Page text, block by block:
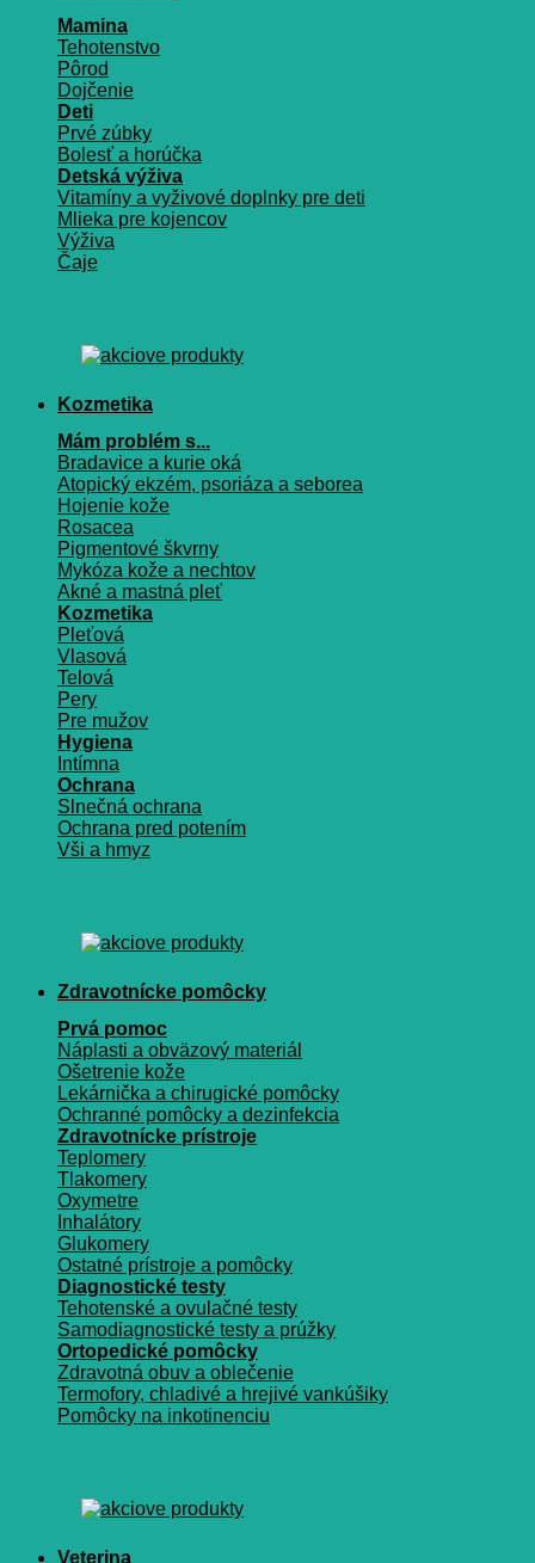
Mamina
Tehotenstvo
Pôrod
Dojčenie
Deti
Prvé zúbky
Bolesť a horúčka
Detská výživa
Vitamíny a vyživové doplnky pre deti
Mlieka pre kojencov
Výživa
Čaje
Kozmetika
Mám problém s...
Bradavice a kurie oká
Atopický ekzém, psoriáza a seborea
Hojenie kože
Rosacea
Pigmentové škvrny
Mykóza kože a nechtov
Akné a mastná pleť
Kozmetika
Pleťová
Vlasová
Telová
Pery
Pre mužov
Hygiena
Intímna
Ochrana
Slnečná ochrana
Ochrana pred potením
Vši a hmyz
Zdravotnícke pomôcky
Prvá pomoc
Náplasti a obväzový materiál
Ošetrenie kože
Lekárnička a chirugické pomôcky
Ochranné pomôcky a dezinfekcia
Zdravotnícke prístroje
Teplomery
Tlakomery
Oxymetre
Inhalátory
Glukomery
Ostatné prístroje a pomôcky
Diagnostické testy
Tehotenské a ovulačné testy
Samodiagnostické testy a prúžky
Ortopedické pomôcky
Zdravotná obuv a oblečenie
Termofory, chladivé a hrejivé vankúšiky
Pomôcky na inkotinenciu
Veterina